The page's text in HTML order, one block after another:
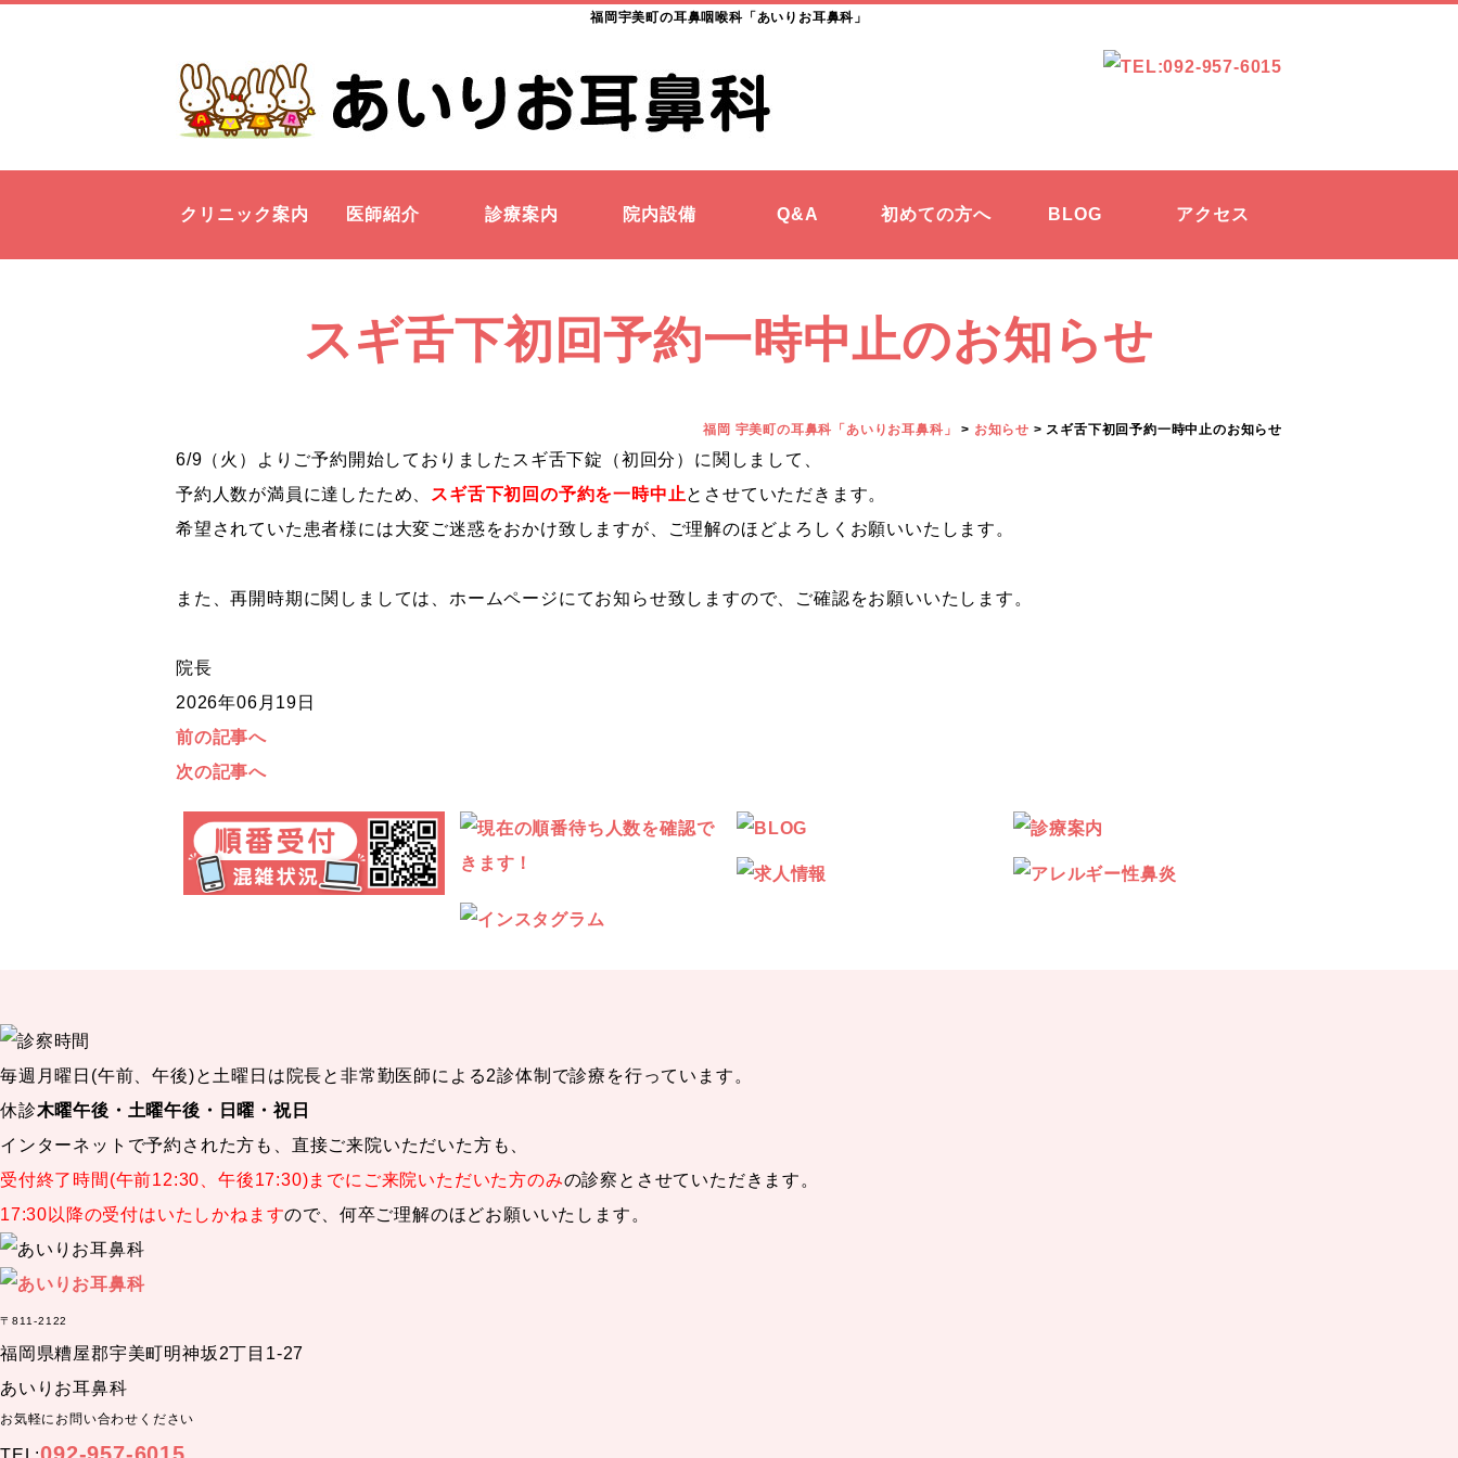
福岡宇美町の耳鼻咽喉科「あいりお耳鼻科」
クリニック案内 医師紹介 診療案内 院内設備 Q&A 初めての方へ BLOG アクセス
スギ舌下初回予約一時中止のお知らせ
福岡 宇美町の耳鼻科「あいりお耳鼻科」 > お知らせ > スギ舌下初回予約一時中止のお知らせ
6/9（火）よりご予約開始しておりましたスギ舌下錠（初回分）に関しまして、
予約人数が満員に達したため、
スギ舌下初回の予約を一時中止とさせていただきます。
希望されていた患者様には大変ご迷惑をおかけ致しますが、ご理解のほどよろしくお願いいたします。
また、再開時期に関しましては、ホームページにてお知らせ致しますので、ご確認をお願いいたします。
院長
2026年06月19日
前の記事へ
次の記事へ
毎週月曜日(午前、午後)と土曜日は院長と非常勤医師による2診体制で診療を行っています。
休診木曜午後・土曜午後・日曜・祝日
インターネットで予約された方も、直接ご来院いただいた方も、
受付終了時間(午前12:30、午後17:30)までにご来院いただいた方のみの診察とさせていただきます。
17:30以降の受付はいたしかねますので、何卒ご理解のほどお願いいたします。
〒811-2122
福岡県糟屋郡宇美町明神坂2丁目1-27
あいりお耳鼻科
お気軽にお問い合わせください